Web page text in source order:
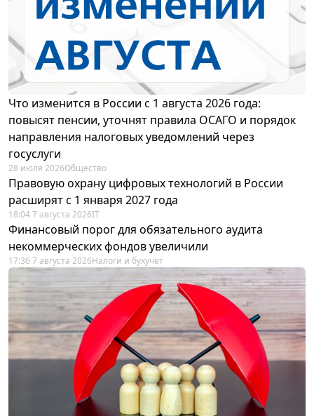
Что изменится в России с 1 августа 2026 года:
повысят пенсии, уточнят правила ОСАГО и порядок
направления налоговых уведомлений через
госуслуги
28 июля 2026Общество
Правовую охрану цифровых технологий в России
расширят с 1 января 2027 года
18:04 7 августа 2026IT
Финансовый порог для обязательного аудита
некоммерческих фондов увеличили
17:36 7 августа 2026Налоги и бухучет